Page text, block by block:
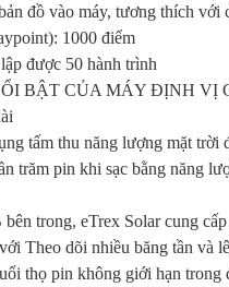
đồ vào máy, tương thích với
1000 điểm
được 50 hành trình
BẬT CỦA MÁY ĐỊNH VỊ
tấm thu năng lượng mặt
trăm pin khi sạc bằng năng
trong, eTrex Solar cung
Theo dõi nhiều băng tần và
thọ pin không giới hạn